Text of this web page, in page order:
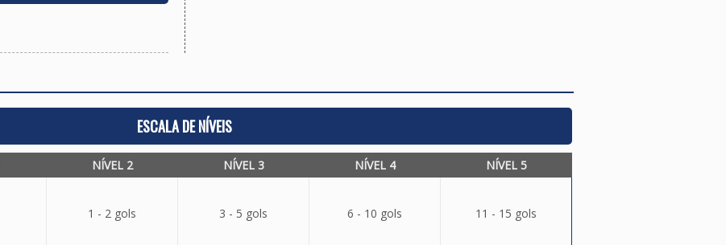
ESCALA DE NÍVEIS
NÍVEL 2 NÍVEL 3 NÍVEL 4 NÍVEL 5
1 - 2 gols 3 - 5 gols 6 - 10 gols 11 - 15 gols